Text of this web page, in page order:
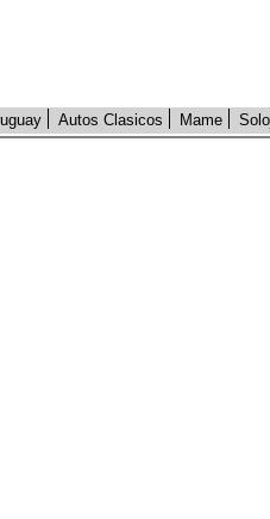
Autos Clasicos Mame